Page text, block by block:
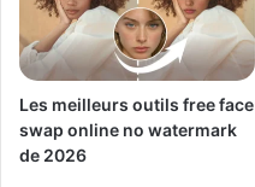
Les meilleurs outils free face
swap online no watermark
de 2026